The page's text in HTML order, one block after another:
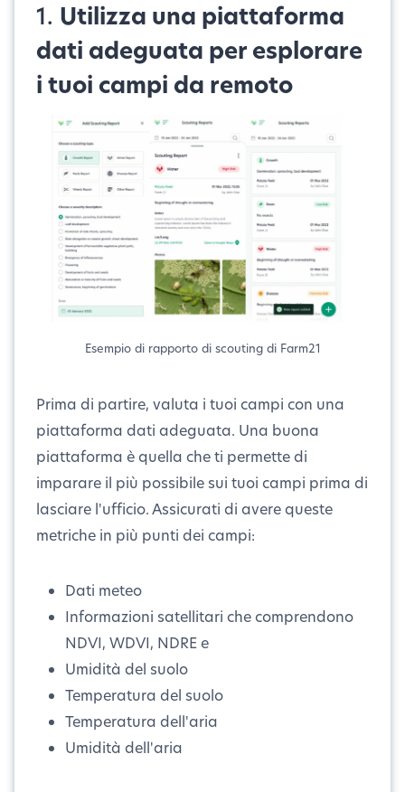
1. Utilizza una piattaforma
dati adeguata per esplorare
i tuoi campi da remoto
Esempio di rapporto di scouting di Farm21
Prima di partire, valuta i tuoi campi con una
piattaforma dati adeguata. Una buona
piattaforma è quella che ti permette di
imparare il più possibile sui tuoi campi prima di
lasciare l'ufficio. Assicurati di avere queste
metriche in più punti dei campi:
Dati meteo
Informazioni satellitari che comprendono
NDVI, WDVI, NDRE e
Umidità del suolo
Temperatura del suolo
Temperatura dell'aria
Umidità dell'aria